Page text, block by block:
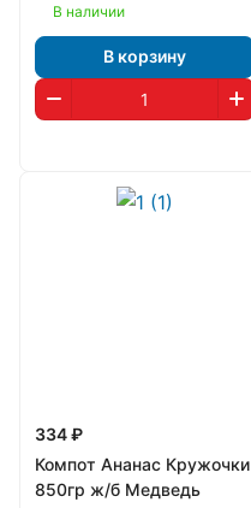
В наличии
В корзину
334 ₽
Компот Ананас Кружочки
850гр ж/б Медведь